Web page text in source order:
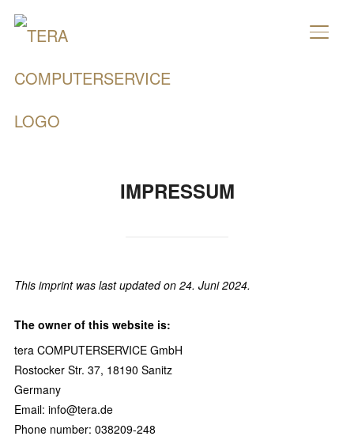
IMPRESSUM
This imprint was last updated on 24. Juni 2024.
The owner of this website is:
tera COMPUTERSERVICE GmbH
Rostocker Str. 37, 18190 Sanitz
Germany
Email: info@tera.de
Phone number: 038209-248